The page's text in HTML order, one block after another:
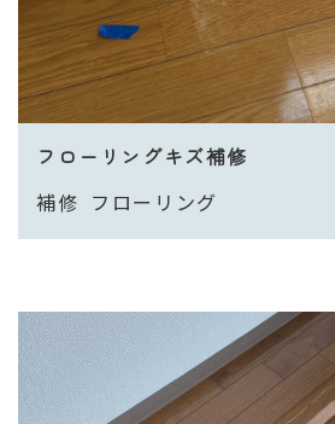
フローリングキズ補修
補修 フローリング